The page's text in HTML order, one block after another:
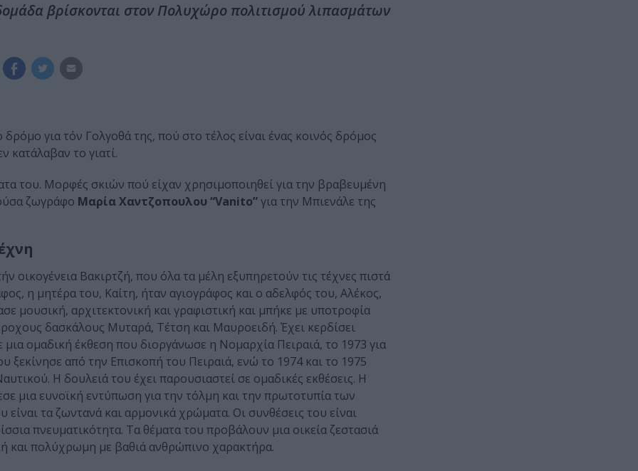
βρίσκονται στον Πολυχώρο πολιτισμού λιπασμάτων
για τόν Γολγοθά της, πού στο τέλος είναι ένας κοινός δρόμος
κατάλαβαν το γιατί.
του. Μορφές σκιών πού είχαν χρησιμοποιηθεί για την βραβευμένη
ζωγράφο Μαρία Χαντζοπουλου “Vanito”για την Μπιενάλε της
οικογένεια Βακιρτζή, που όλα τα μέλη εξυπηρετούν τις τέχνες πιστά
η μητέρα του, Καίτη, ήταν αγιογράφος και ο αδελφός του, Αλέκος,
μουσική, αρχιτεκτονική και γραφιστική και μπήκε με υποτροφία
δασκάλους Μυταρά, Τέτση και Μαυροειδή. Έχει κερδίσει
ομαδική έκθεση που διοργάνωσε η Νομαρχία Πειραιά, το 1973 για
ξεκίνησε από την Επισκοπή του Πειραιά, ενώ το 1974 και το 1975
Η δουλειά του έχει παρουσιαστεί σε ομαδικές εκθέσεις. Η
μια ευνοϊκή εντύπωση για την τόλμη και την πρωτοτυπία των
τα ζωντανά και αρμονικά χρώματα. Οι συνθέσεις του είναι
πνευματικότητα. Τα θέματα του προβάλουν μια οικεία ζεστασιά
και πολύχρωμη με βαθιά ανθρώπινο χαρακτήρα.